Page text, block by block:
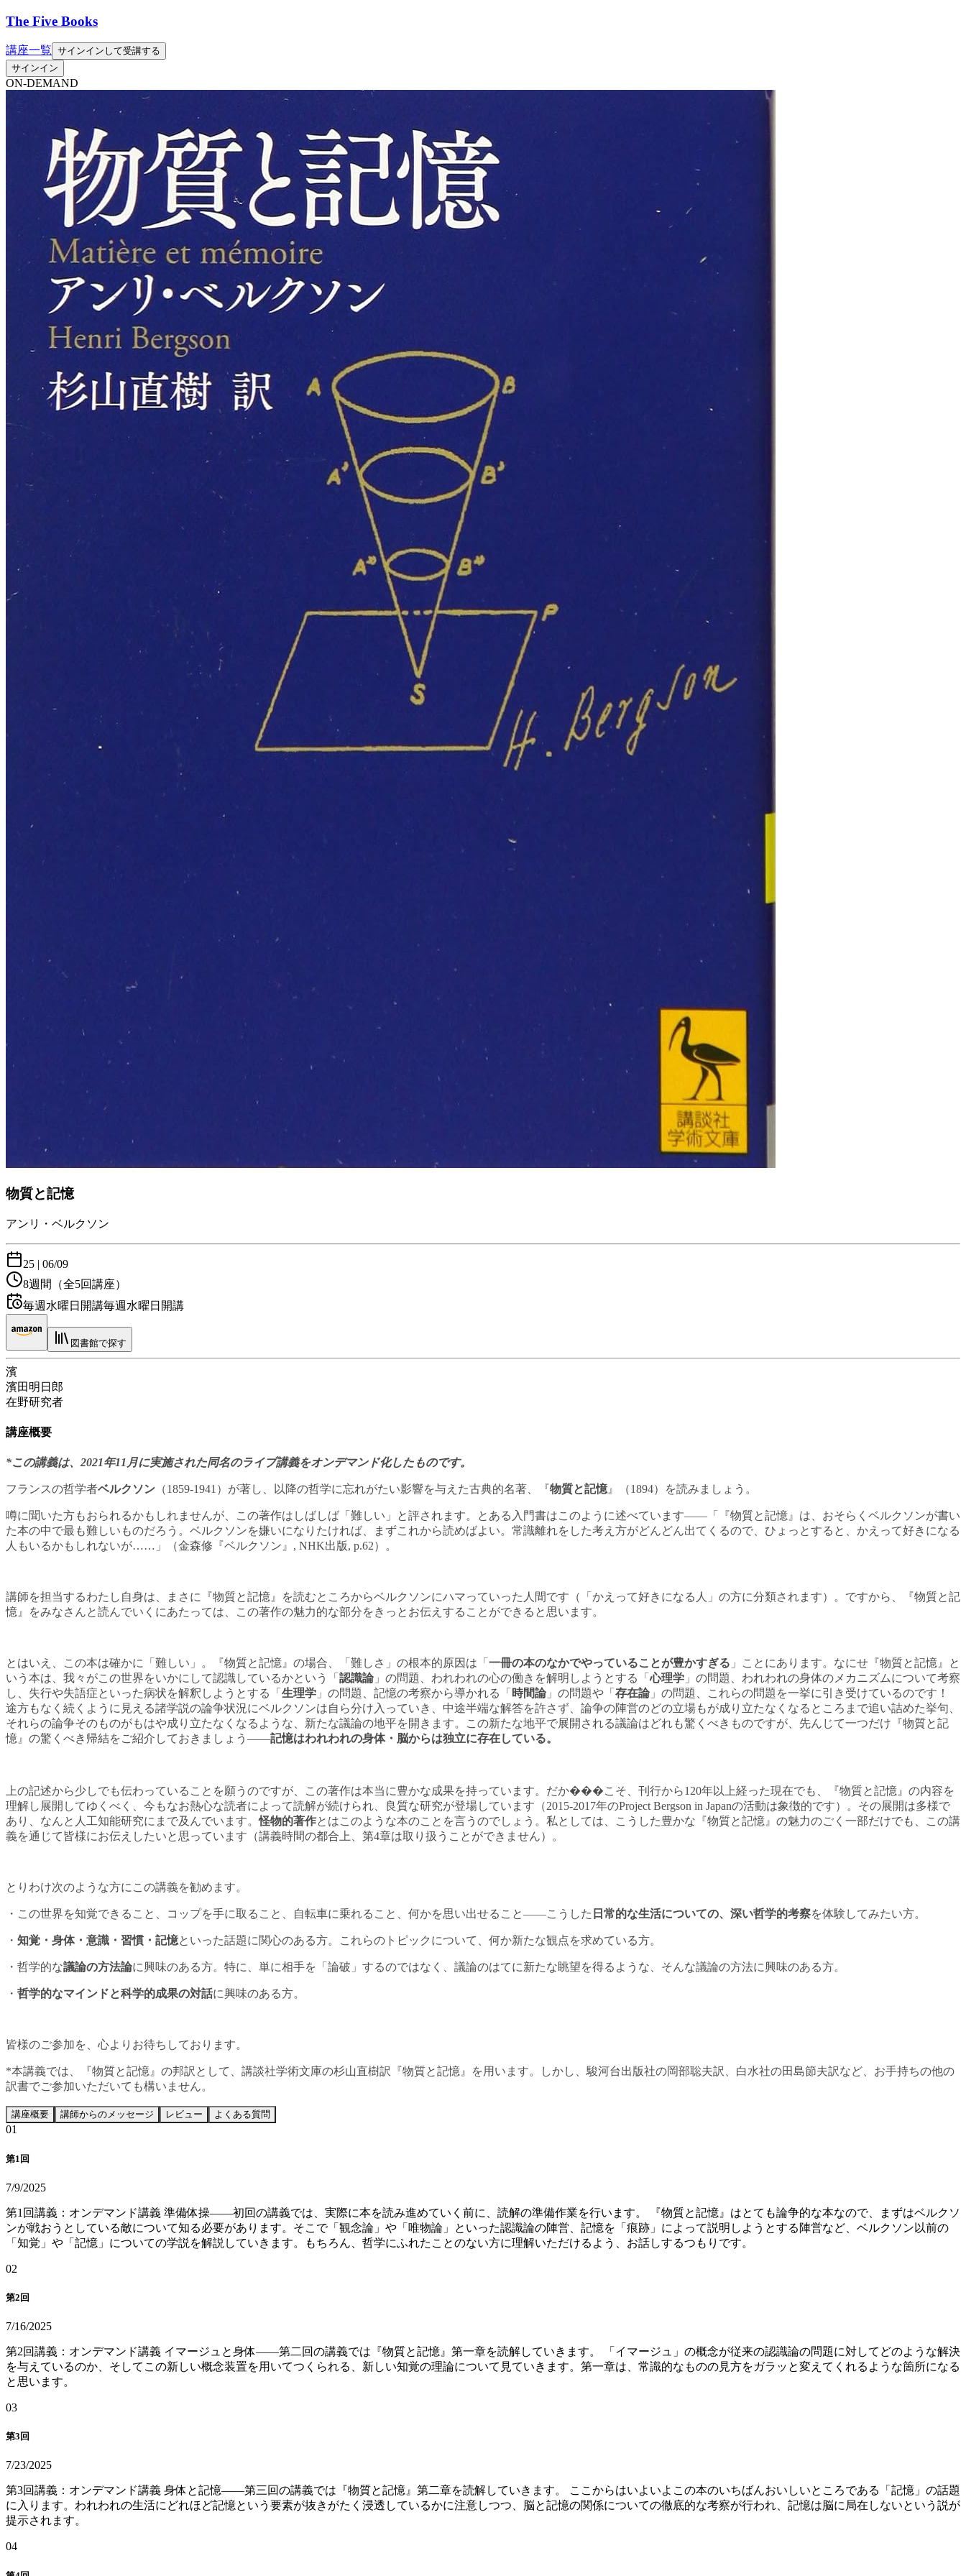
The Five Books
講座一覧 サインインして受講する
サインイン
ON-DEMAND
物質と記憶
アンリ・ベルクソン
25 | 06/09
8週間
（全5回講座）
毎週水曜日開講毎週水曜日開講
図書館で探す
濱
濱田明日郎
在野研究者
講座概要
*この講義は、2021年11月に実施された同名のライブ講義をオンデマンド化したものです。
フランスの哲学者ベルクソン （1859-1941）が著し、以降の哲学に忘れがたい影響を与えた古典的名著、『物質と記憶』（1894）を読みましょう。
噂に聞いた方もおられるかもしれませんが、この著作はしばしば「難しい」と評されます。とある入門書はこのように述べています——「『物質と記憶』は、おそらくベルクソンが書い
た本の中で最も難しいものだろう。ベルクソンを嫌いになりたければ、まずこれから読めばよい。常識離れをした考え方がどんどん出てくるので、ひょっとすると、かえって好きになる
人もいるかもしれないが……」（金森修『ベルクソン』, NHK出版, p.62）。
講師を担当するわたし自身は、まさに『物質と記憶』を読むところからベルクソンにハマっていった人間です（「かえって好きになる人」の方に分類されます）。ですから、『物質と記
憶』をみなさんと読んでいくにあたっては、この著作の魅力的な部分をきっとお伝えすることができると思います。
とはいえ、この本は確かに「難しい」。『物質と記憶』の場合、「難しさ」の根本的原因は「 一冊の本のなかでやっていることが豊かすぎる 」ことにあります。なにせ『物質と記憶』と
いう本は、我々がこの世界をいかにして認識しているかという「 認識論」の問題、われわれの心の働きを解明しようとする「心理学 」の問題、われわれの身体のメカニズムについて考察
し、失行や失語症といった病状を解釈しようとする「 生理学 」の問題、記憶の考察から導かれる「 時間論」の問題や「 存在論」の問題、これらの問題を一挙に引き受けているのです！
途方もなく続くように見える諸学説の論争状況にベルクソンは自ら分け入っていき、中途半端な解答を許さず、論争の陣営のどの立場もが成り立たなくなるところまで追い詰めた挙句、
それらの論争そのものがもはや成り立たなくなるような、新たな議論の地平を開きます。この新たな地平で展開される議論はどれも驚くべきものですが、先んじて一つだけ『物質と記
憶』の驚くべき帰結をご紹介しておきましょう——記憶はわれわれの身体・脳からは独立に存在している。
上の記述から少しでも伝わっていることを願うのですが、この著作は本当に豊かな成果を持っています。だか���こそ、刊行から120年以上経った現在でも、『物質と記憶』の内容を
理解し展開してゆくべく、今もなお熱心な読者によって読解が続けられ、良質な研究が登場しています（2015-2017年のProject Bergson in Japanの活動は象徴的です）。その展開は多様で
あり、なんと人工知能研究にまで及んでいます。怪物的著作とはこのような本のことを言うのでしょう。私としては、こうした豊かな『物質と記憶』の魅力のごく一部だけでも、この講
義を通じて皆様にお伝えしたいと思っています（講義時間の都合上、第4章は取り扱うことができません）。
とりわけ次のような方にこの講義を勧めます。
・この世界を知覚できること、コップを手に取ること、自転車に乗れること、何かを思い出せること——こうした 日常的な生活についての、深い哲学的考察を体験してみたい方。
・ 知覚・身体・意識・習慣・記憶といった話題に関心のある方。これらのトピックについて、何か新たな観点を求めている方。
・哲学的な議論の方法論に興味のある方。特に、単に相手を「論破」するのではなく、議論のはてに新たな眺望を得るような、そんな議論の方法に興味のある方。
・ 哲学的なマインドと科学的成果の対話に興味のある方。
皆様のご参加を、心よりお待ちしております。
*本講義では、『物質と記憶』の邦訳として、講談社学術文庫の杉山直樹訳『物質と記憶』を用います。しかし、駿河台出版社の岡部聡夫訳、白水社の田島節夫訳など、お手持ちの他の
訳書でご参加いただいても構いません。
講座概要 講師からのメッセージ レビュー よくある質問
01
第1回
7/9/2025
第1回講義：オンデマンド講義 準備体操——初回の講義では、実際に本を読み進めていく前に、読解の準備作業を行います。 『物質と記憶』はとても論争的な本なので、まずはベルクソ
ンが戦おうとしている敵について知る必要があります。そこで「観念論」や「唯物論」といった認識論の陣営、記憶を「痕跡」によって説明しようとする陣営など、ベルクソン以前の
「知覚」や「記憶」についての学説を解説していきます。もちろん、哲学にふれたことのない方に理解いただけるよう、お話しするつもりです。
02
第2回
7/16/2025
第2回講義：オンデマンド講義 イマージュと身体——第二回の講義では『物質と記憶』第一章を読解していきます。 「イマージュ」の概念が従来の認識論の問題に対してどのような解決
を与えているのか、そしてこの新しい概念装置を用いてつくられる、新しい知覚の理論について見ていきます。第一章は、常識的なものの見方をガラッと変えてくれるような箇所になる
と思います。
03
第3回
7/23/2025
第3回講義：オンデマンド講義 身体と記憶——第三回の講義では『物質と記憶』第二章を読解していきます。 ここからはいよいよこの本のいちばんおいしいところである「記憶」の話題
に入ります。われわれの生活にどれほど記憶という要素が抜きがたく浸透しているかに注意しつつ、脳と記憶の関係についての徹底的な考察が行われ、記憶は脳に局在しないという説が
提示されます。
04